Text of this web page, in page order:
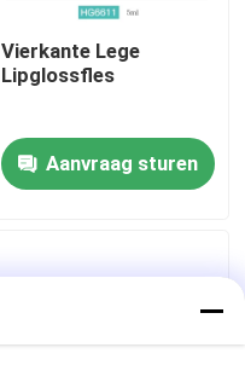
Vierkante Lege
Lipglossfles
Aanvraag sturen